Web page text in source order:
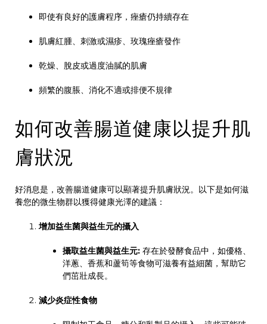
即使有良好的護膚程序，痤瘡仍持續存在
肌膚紅腫、刺激或濕疹、玫瑰痤瘡發作
乾燥、脫皮或過度油膩的肌膚
頻繁的腹脹、消化不適或排便不規律
如何改善腸道健康以提升肌
膚狀況
好消息是，改善腸道健康可以顯著提升肌膚狀況。以下是如何滋
養您的微生物群以獲得健康光澤的建議：
增加益生菌與益生元的攝入
攝取益生菌與益生元: 存在於發酵食品中，如優格、
洋蔥、香蕉和蘆筍等食物可滋養有益細菌，幫助它
們茁壯成長。
減少炎症性食物